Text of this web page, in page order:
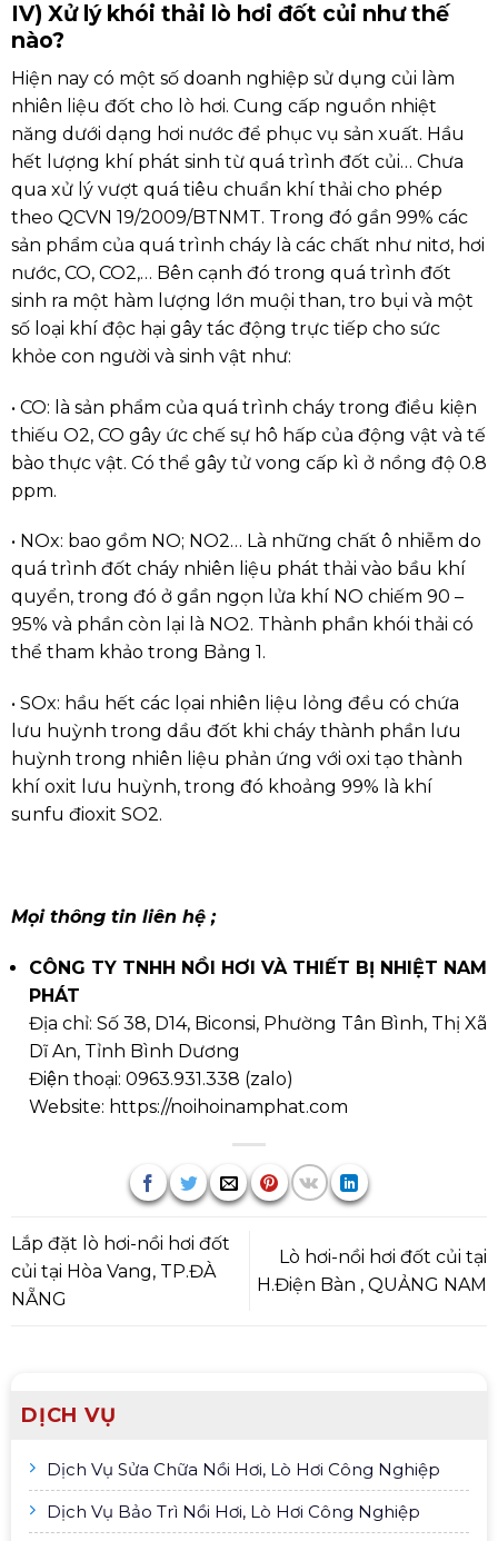
DỊCH VỤ
Dịch Vụ Sửa Chữa Nồi Hơi, Lò Hơi Công Nghiệp
Dịch Vụ Bảo Trì Nồi Hơi, Lò Hơi Công Nghiệp
IV) Xử lý khói thải lò hơi đốt củi như thế
nào?
Hiện nay có một số doanh nghiệp sử dụng củi làm
nhiên liệu đốt cho lò hơi. Cung cấp nguồn nhiệt
năng dưới dạng hơi nước để phục vụ sản xuất. Hầu
hết lượng khí phát sinh từ quá trình đốt củi… Chưa
qua xử lý vượt quá tiêu chuẩn khí thải cho phép
theo QCVN 19/2009/BTNMT. Trong đó gần 99% các
sản phẩm của quá trình cháy là các chất như nitơ, hơi
nước, CO, CO2,… Bên cạnh đó trong quá trình đốt
sinh ra một hàm lượng lớn muội than, tro bụi và một
số loại khí độc hại gây tác động trực tiếp cho sức
khỏe con người và sinh vật như:
• CO: là sản phẩm của quá trình cháy trong điều kiện
thiếu O2, CO gây ức chế sự hô hấp của động vật và tế
bào thực vật. Có thể gây tử vong cấp kì ở nồng độ 0.8
ppm.
• NOx: bao gồm NO; NO2… Là những chất ô nhiễm do
quá trình đốt cháy nhiên liệu phát thải vào bầu khí
quyển, trong đó ở gần ngọn lửa khí NO chiếm 90 –
95% và phần còn lại là NO2. Thành phần khói thải có
thể tham khảo trong Bảng 1.
• SOx: hầu hết các lọai nhiên liệu lỏng đều có chứa
lưu huỳnh trong dầu đốt khi cháy thành phần lưu
huỳnh trong nhiên liệu phản ứng với oxi tạo thành
khí oxit lưu huỳnh, trong đó khoảng 99% là khí
sunfu đioxit SO2.
Mọi thông tin liên hệ ;
CÔNG TY TNHH NỒI HƠI VÀ THIẾT BỊ NHIỆT NAM
PHÁT
Địa chỉ: Số 38, D14, Biconsi, Phường Tân Bình, Thị Xã
Dĩ An, Tỉnh Bình Dương
Điện thoại: 0963.931.338 (zalo)
Website: https://noihoinamphat.com
Lắp đặt lò hơi-nồi hơi đốt
củi tại Hòa Vang, TP.ĐÀ
NẴNG
Lò hơi-nồi hơi đốt củi tại
H.Điện Bàn , QUẢNG NAM